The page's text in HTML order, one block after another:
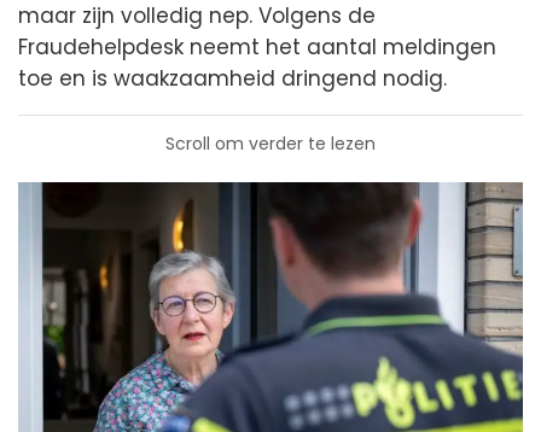
maar zijn volledig nep. Volgens de
Fraudehelpdesk neemt het aantal meldingen
toe en is waakzaamheid dringend nodig.
Scroll om verder te lezen